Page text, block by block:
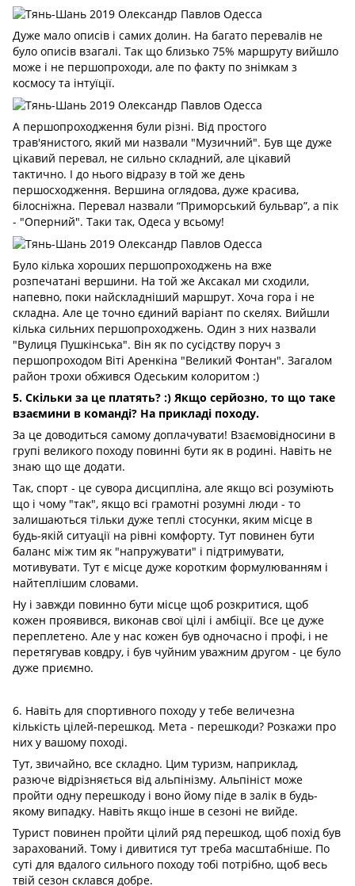
Дуже мало описів і самих долин. На багато перевалів не
було описів взагалі. Так що близько 75% маршруту вийшло
може і не першопроходи, але по факту по знімкам з
космосу та інтуїції.
А першопроходження були різні. Від простого
трав'янистого, який ми назвали "Музичний". Був ще дуже
цікавий перевал, не сильно складний, але цікавий
тактично. І до нього відразу в той же день
першосходження. Вершина оглядова, дуже красива,
білосніжна. Перевал назвали “Приморський бульвар”, а пік
- "Оперний". Таки так, Одеса у всьому!
Було кілька хороших першопроходжень на вже
розпечатані вершини. На той же Аксакал ми сходили,
напевно, поки найскладніший маршрут. Хоча гора і не
складна. Але це точно єдиний варіант по скелях. Вийшли
кілька сильних першопроходжень. Один з них назвали
"Вулиця Пушкінська". Він як по сусідству поруч з
першопроходом Віті Аренкіна "Великий Фонтан". Загалом
район трохи обжився Одеським колоритом :)
5. Скільки за це платять? :) Якщо серйозно, то що таке
взаємини в команді? На прикладі походу.
За це доводиться самому доплачувати! Взаємовідносини в
групі великого походу повинні бути як в родині. Навіть не
знаю що ще додати.
Так, спорт - це сувора дисципліна, але якщо всі розуміють
що і чому "так", якщо всі грамотні розумні люди - то
залишаються тільки дуже теплі стосунки, яким місце в
будь-якій ситуації на рівні комфорту. Тут повинен бути
баланс між тим як "напружувати" і підтримувати,
мотивувати. Тут є місце дуже коротким формулюванням і
найтеплішим словами.
Ну і завжди повинно бути місце щоб розкритися, щоб
кожен проявився, виконав свої цілі і амбіції. Все це дуже
переплетено. Але у нас кожен був одночасно і профі, і не
перетягував ковдру, і був чуйним уважним другом - це було
дуже приємно.
6. Навіть для спортивного походу у тебе величезна
кількість цілей-перешкод. Мета - перешкоди? Розкажи про
них у вашому поході.
Тут, звичайно, все складно. Цим туризм, наприклад,
разюче відрізняється від альпінізму. Альпініст може
пройти одну перешкоду і воно йому піде в залік в будь-
якому випадку. Навіть якщо інше в сезоні не вийде.
Турист повинен пройти цілий ряд перешкод, щоб похід був
зарахований. Тому і дивитися тут треба масштабніше. По
суті для вдалого сильного походу тобі потрібно, щоб весь
твій сезон склався добре.